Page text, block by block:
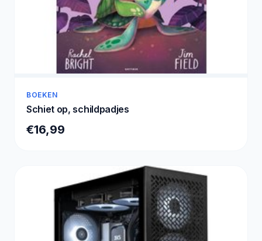
BOEKEN
Schiet op, schildpadjes
€16,99